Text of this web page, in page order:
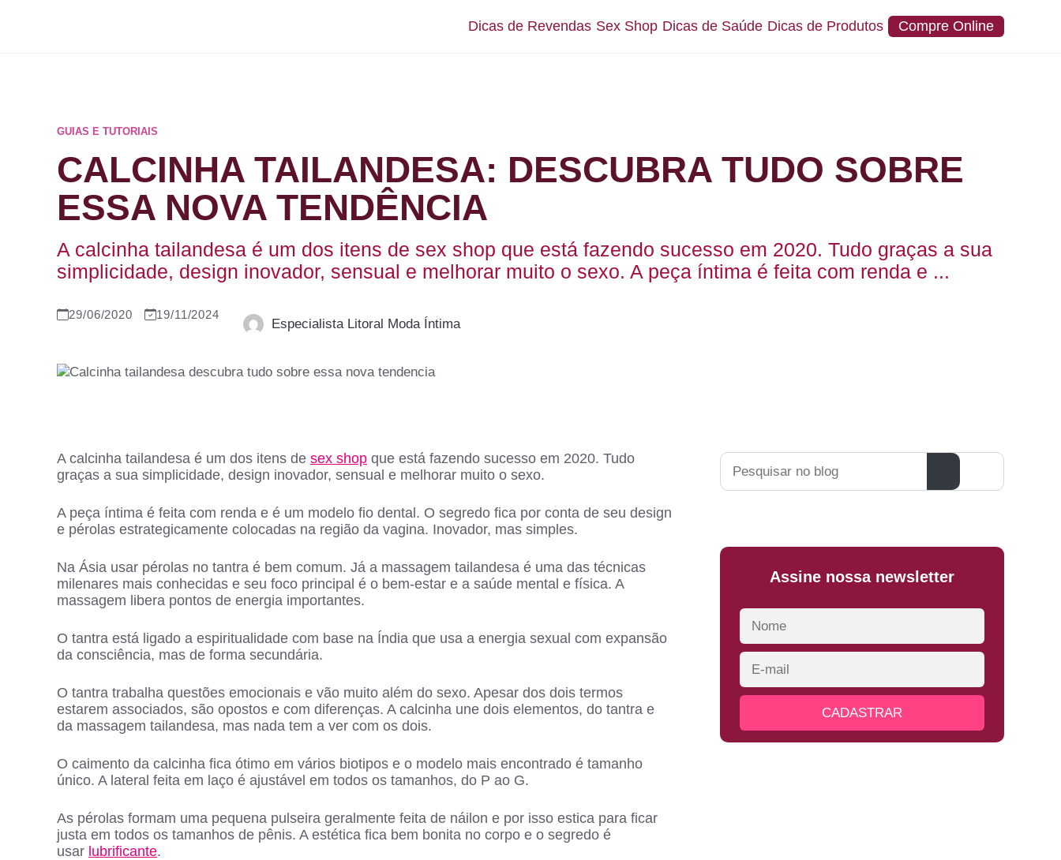
Dicas de Revendas Sex Shop Dicas de Saúde Dicas de Produtos Compre Online
GUIAS E TUTORIAIS
CALCINHA TAILANDESA: DESCUBRA TUDO SOBRE
ESSA NOVA TENDÊNCIA
A calcinha tailandesa é um dos itens de sex shop que está fazendo sucesso em 2020. Tudo graças a sua
simplicidade, design inovador, sensual e melhorar muito o sexo. A peça íntima é feita com renda e ...
29/06/2020 19/11/2024
Especialista Litoral Moda Íntima
A calcinha tailandesa é um dos itens de sex shop que está fazendo sucesso em 2020. Tudo
graças a sua simplicidade, design inovador, sensual e melhorar muito o sexo.
A peça íntima é feita com renda e é um modelo fio dental. O segredo fica por conta de seu design
e pérolas estrategicamente colocadas na região da vagina. Inovador, mas simples.
Na Ásia usar pérolas no tantra é bem comum. Já a massagem tailandesa é uma das técnicas
milenares mais conhecidas e seu foco principal é o bem-estar e a saúde mental e física. A
massagem libera pontos de energia importantes.
O tantra está ligado a espiritualidade com base na Índia que usa a energia sexual com expansão
da consciência, mas de forma secundária.
O tantra trabalha questões emocionais e vão muito além do sexo. Apesar dos dois termos
estarem associados, são opostos e com diferenças. A calcinha une dois elementos, do tantra e
da massagem tailandesa, mas nada tem a ver com os dois.
O caimento da calcinha fica ótimo em vários biotipos e o modelo mais encontrado é tamanho
único. A lateral feita em laço é ajustável em todos os tamanhos, do P ao G.
As pérolas formam uma pequena pulseira geralmente feita de náilon e por isso estica para ficar
justa em todos os tamanhos de pênis. A estética fica bem bonita no corpo e o segredo é
usar lubrificante.
Pesquisar
Assine nossa newsletter